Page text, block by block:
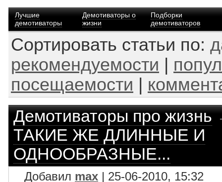
Лучшие
демотиваторы
Демотиваторы о
жизни
Подборки
демотиваторов
Сортировать статьи по:
рекомендуемости
посещаемости
Демотиваторы про жизнь
ТАКИЕ ЖЕ ДЛИННЫЕ И
ОДНООБРАЗНЫЕ...
Добавил max | 25-06-2010, 15:32